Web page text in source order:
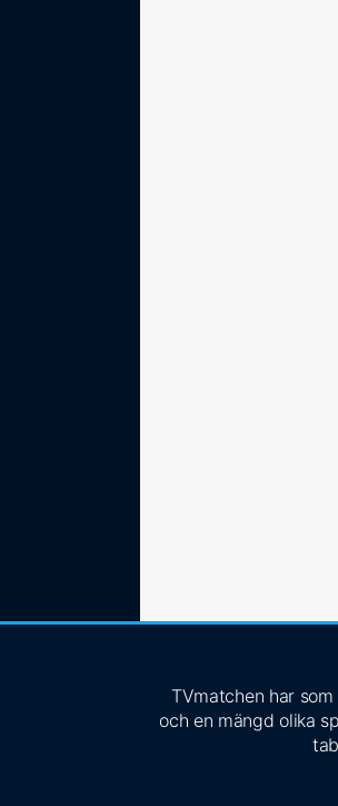
TVmatchen har
och en mängd olika